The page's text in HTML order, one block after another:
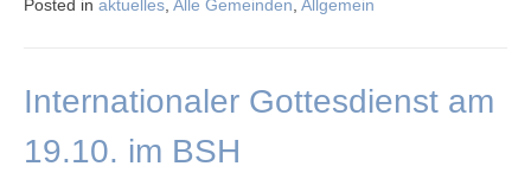
Posted in aktuelles Alle Gemeinden Allgemein
Internationaler Gottesdienst am
19.10. im BSH